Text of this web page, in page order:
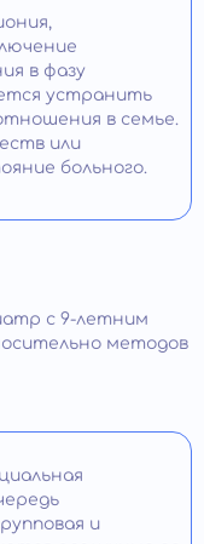
в фазу
устранить
в семье.
или
больного.
с 9-летним
методов
и